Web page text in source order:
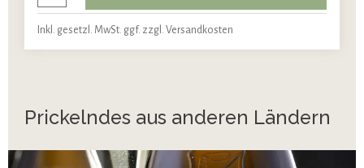
Inkl. gesetzl. MwSt. ggf. zzgl. Versandkosten
Prickelndes aus anderen Ländern